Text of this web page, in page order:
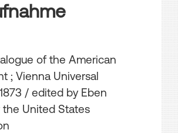
of the American
; Vienna Universal
/ edited by Eben
the United States